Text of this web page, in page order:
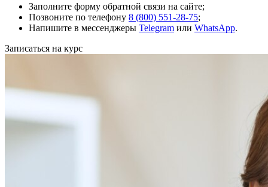
Заполните форму обратной связи на сайте;
Позвоните по телефону 8 (800) 551-28-75;
Напишите в мессенджеры Telegram или WhatsApp.
Записаться на курс